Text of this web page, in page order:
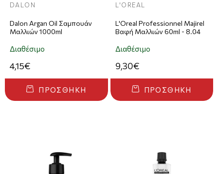
DALON
Dalon Argan Oil Σαμπουάν
Μαλλιών 1000ml
Διαθέσιμο
4,15€
ΠΡΟΣΘΉΚΗ
L'OREAL
L'Oreal Professionnel Majirel
Βαφή Μαλλιών 60ml - 8.04
Διαθέσιμο
9,30€
ΠΡΟΣΘΉΚΗ